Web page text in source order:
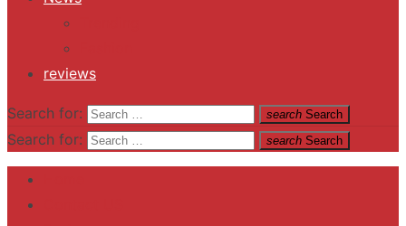
reviews
Search for: search Search
Search for: search Search